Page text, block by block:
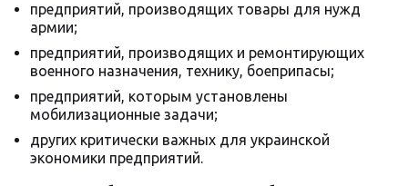
предприятий, производящих товары для нужд
армии;
предприятий, производящих и ремонтирующих
военного назначения, технику, боеприпасы;
предприятий, которым установлены
мобилизационные задачи;
других критически важных для украинской
экономики предприятий.